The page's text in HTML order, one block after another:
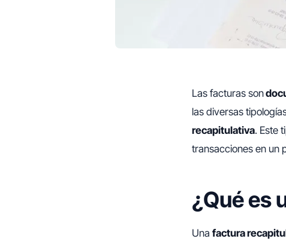
Las facturas son
las diversas
recapitulativa. Este
transacciones en un
¿Qué es
Una factura